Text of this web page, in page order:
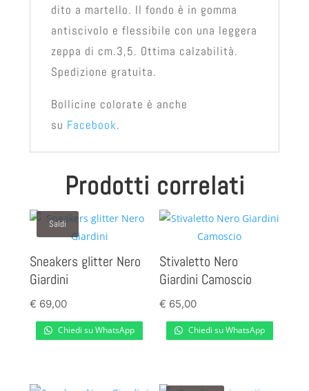
dito a martello. Il fondo è in gomma
antiscivolo e flessibile con una leggera
zeppa di cm.3,5. Ottima calzabilità.
Spedizione gratuita.
Bollicine colorate è anche
su Facebook.
Prodotti correlati
Saldi
Sneakers glitter Nero
Giardini
€ 69,00
Chiedi su WhatsApp
Stivaletto Nero
Giardini Camoscio
€ 65,00
Chiedi su WhatsApp